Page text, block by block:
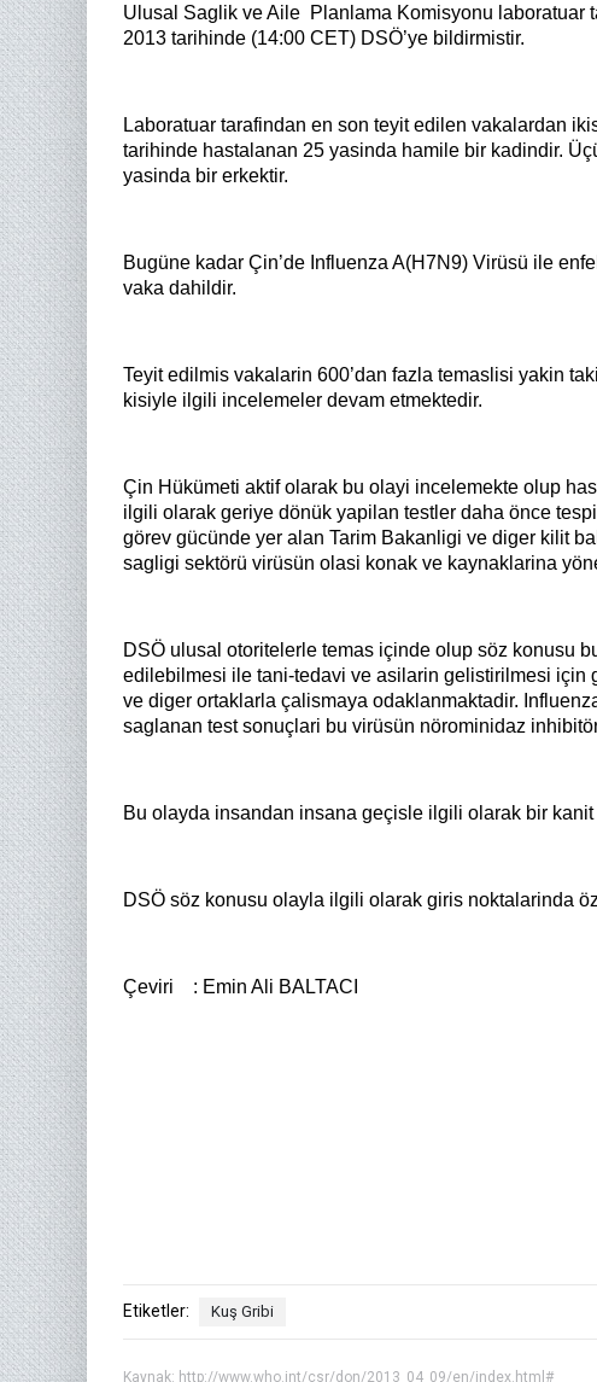
Ulusal Saglik ve Aile Planlama Komisyonu laboratuar
2013 tarihinde (14:00 CET) DSÖ’ye bildirmistir.
Laboratuar tarafindan en son teyit edilen vakalardan
tarihinde hastalanan 25 yasinda hamile bir kadindir.
yasinda bir erkektir.
Bugüne kadar Çin’de Influenza A(H7N9) Virüsü ile
vaka dahildir.
Teyit edilmis vakalarin 600’dan fazla temaslisi yakin
kisiyle ilgili incelemeler devam etmektedir.
Çin Hükümeti aktif olarak bu olayi incelemekte olup
ilgili olarak geriye dönük yapilan testler daha önce
görev gücünde yer alan Tarim Bakanligi ve diger kilit
sagligi sektörü virüsün olasi konak ve kaynaklarina
DSÖ ulusal otoritelerle temas içinde olup söz konusu
edilebilmesi ile tani-tedavi ve asilarin gelistirilmesi için
ve diger ortaklarla çalismaya odaklanmaktadir.
saglanan test sonuçlari bu virüsün nörominidaz
Bu olayda insandan insana geçisle ilgili olarak bir
DSÖ söz konusu olayla ilgili olarak giris noktalarinda
Çeviri : Emin Ali BALTACI
Etiketler: Kuş Gribi
Kaynak: http://www.who.int/csr/don/2013_04_09/en/index.html#